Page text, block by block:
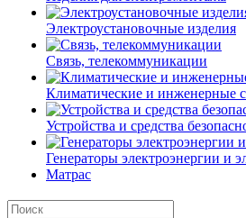
Электроустановочные изделия
Связь, телекоммуникации
Климатические и инженерные
Устройства и средства
Генераторы электроэнергии и
Матрас